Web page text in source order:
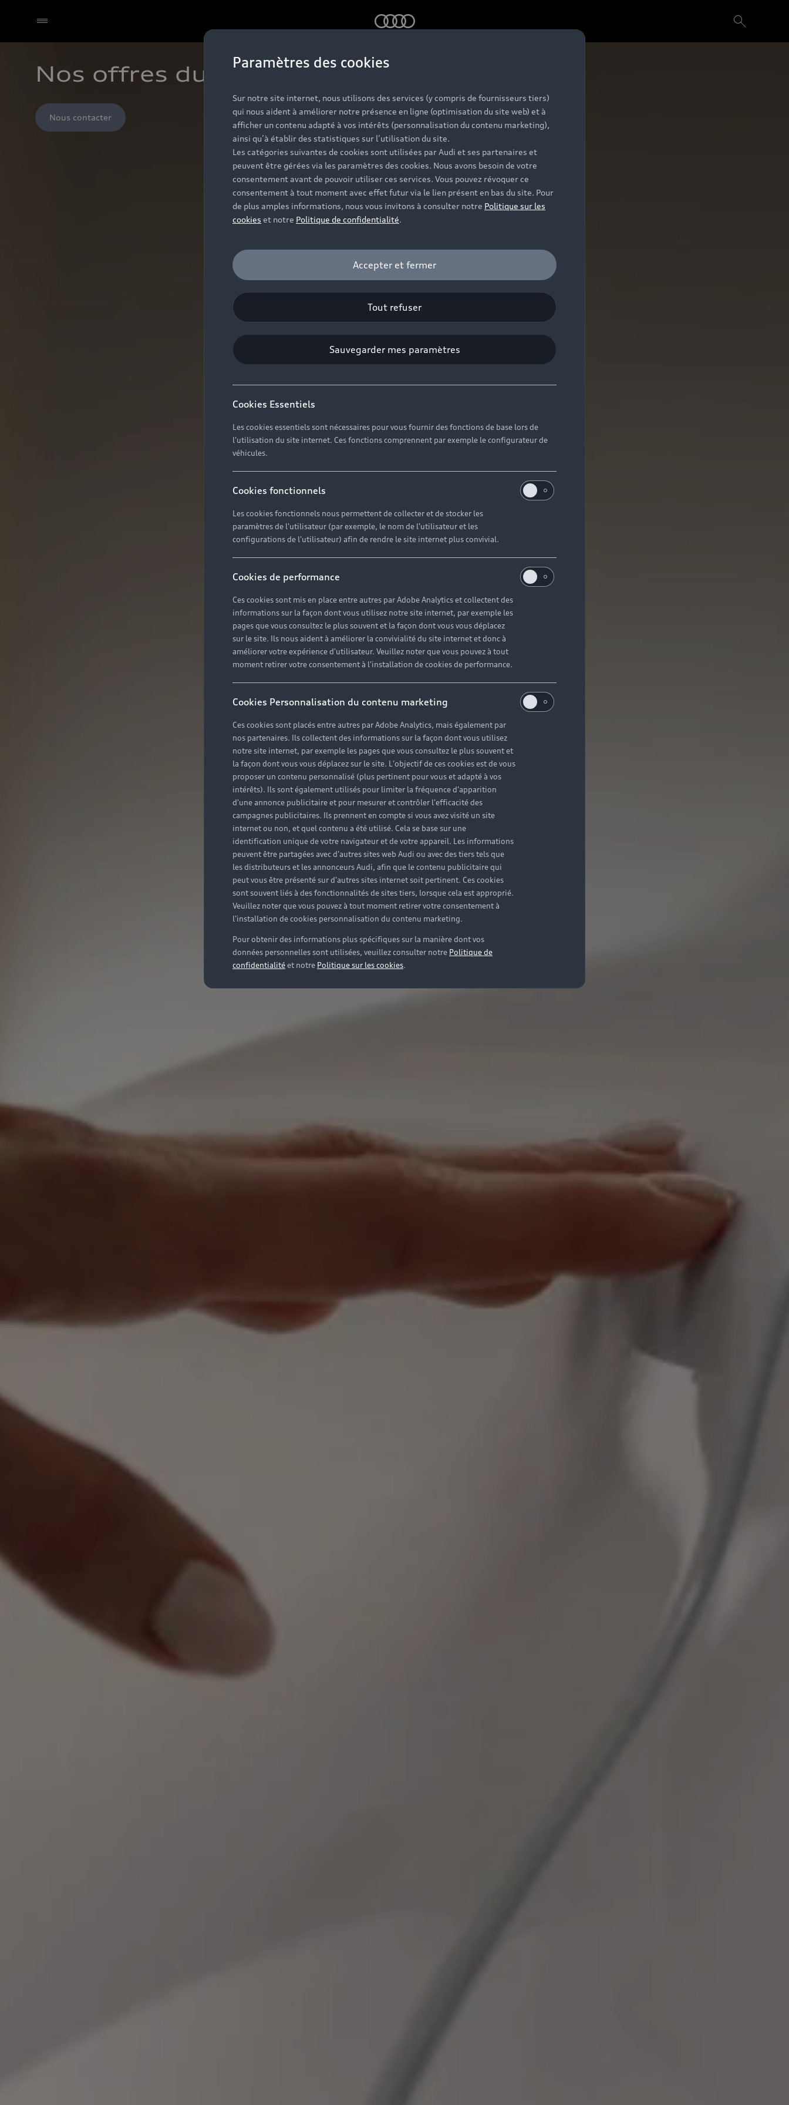
Paramètres des cookies
Sur notre site internet, nous utilisons des services (y compris de fournisseurs tiers)
qui nous aident à améliorer notre présence en ligne (optimisation du site web) et à
afficher un contenu adapté à vos intérêts (personnalisation du contenu marketing),
ainsi qu’à établir des statistiques sur l’utilisation du site.
Les catégories suivantes de cookies sont utilisées par Audi et ses partenaires et
peuvent être gérées via les paramètres des cookies. Nous avons besoin de votre
consentement avant de pouvoir utiliser ces services. Vous pouvez révoquer ce
consentement à tout moment avec effet futur via le lien présent en bas du site. Pour
de plus amples informations, nous vous invitons à consulter notre Politique sur les
cookies et notre Politique de confidentialité.
Accepter et fermer
Tout refuser
Sauvegarder mes paramètres
Cookies Essentiels
Les cookies essentiels sont nécessaires pour vous fournir des fonctions de base lors de
l'utilisation du site internet. Ces fonctions comprennent par exemple le configurateur de
véhicules.
Cookies fonctionnels
Les cookies fonctionnels nous permettent de collecter et de stocker les
paramètres de l'utilisateur (par exemple, le nom de l'utilisateur et les
configurations de l'utilisateur) afin de rendre le site internet plus convivial.
Cookies de performance
Ces cookies sont mis en place entre autres par Adobe Analytics et collectent des
informations sur la façon dont vous utilisez notre site internet, par exemple les
pages que vous consultez le plus souvent et la façon dont vous vous déplacez
sur le site. Ils nous aident à améliorer la convivialité du site internet et donc à
améliorer votre expérience d'utilisateur. Veuillez noter que vous pouvez à tout
moment retirer votre consentement à l'installation de cookies de performance.
Cookies Personnalisation du contenu marketing
Ces cookies sont placés entre autres par Adobe Analytics, mais également par
nos partenaires. Ils collectent des informations sur la façon dont vous utilisez
notre site internet, par exemple les pages que vous consultez le plus souvent et
la façon dont vous vous déplacez sur le site. L'objectif de ces cookies est de vous
proposer un contenu personnalisé (plus pertinent pour vous et adapté à vos
intérêts). Ils sont également utilisés pour limiter la fréquence d'apparition
d'une annonce publicitaire et pour mesurer et contrôler l'efficacité des
campagnes publicitaires. Ils prennent en compte si vous avez visité un site
internet ou non, et quel contenu a été utilisé. Cela se base sur une
identification unique de votre navigateur et de votre appareil. Les informations
peuvent être partagées avec d'autres sites web Audi ou avec des tiers tels que
les distributeurs et les annonceurs Audi, afin que le contenu publicitaire qui
peut vous être présenté sur d'autres sites internet soit pertinent. Ces cookies
sont souvent liés à des fonctionnalités de sites tiers, lorsque cela est approprié.
Veuillez noter que vous pouvez à tout moment retirer votre consentement à
l'installation de cookies personnalisation du contenu marketing.
Pour obtenir des informations plus spécifiques sur la manière dont vos
données personnelles sont utilisées, veuillez consulter notre Politique de
confidentialitéet notre Politique sur les cookies.
Nos offres du moment
Nous contacter